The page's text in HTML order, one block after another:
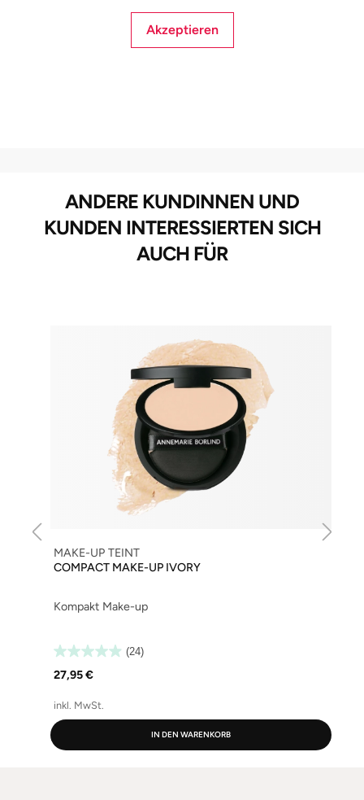
Akzeptieren
ANDERE KUNDINNEN UND
KUNDEN INTERESSIERTEN SICH
AUCH FÜR
MAKE-UP TEINT
COMPACT MAKE-UP IVORY
Kompakt Make-up
(24)
27,95 €
inkl. MwSt.
IN DEN WARENKORB